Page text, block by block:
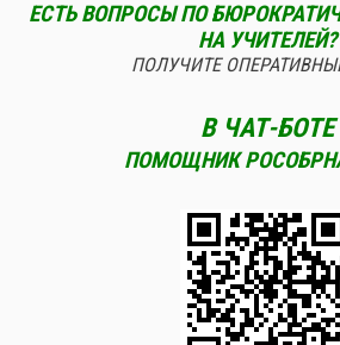
ЕСТЬ ВОПРОСЫ ПО
НА УЧИТЕЛЕЙ?
ПОЛУЧИТЕ
В ЧАТ-БОТЕ
ПОМОЩНИК